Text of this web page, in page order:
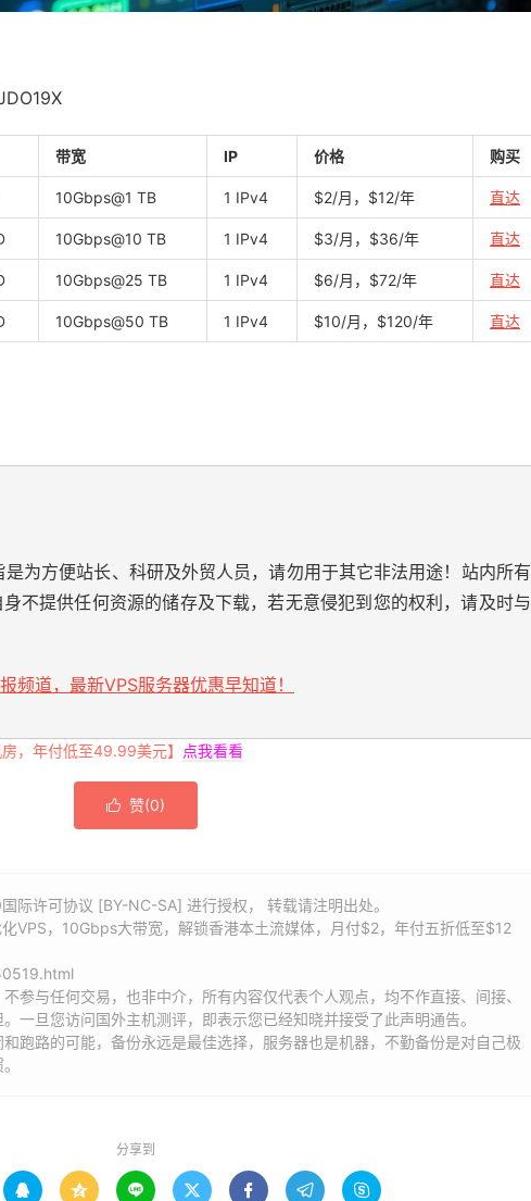
带宽 IP 价格 购买
10Gbps@1 TB 1 IPv4 $2/月，$12/年 直达
10Gbps@10 TB 1 IPv4 $3/月，$36/年 直达
10Gbps@25 TB 1 IPv4 $6/月，$72/年 直达
10Gbps@50 TB 1 IPv4 $10/月，$120/年 直达
是为方便站长、科研及外贸人员，请勿用于其它非法用途！站内所有
不提供任何资源的储存及下载，若无意侵犯到您的权利，请及时与
频道，最新VPS服务器优惠早知道！
，年付低至49.99美元】 点我看看
 赞(0)
际许可协议 [BY-NC-SA] 进行授权， 转载请注明出处。
VPS，10Gbps大带宽，解锁香港本土流媒体，月付$2，年付五折低至$12
参与任何交易，也非中介，所有内容仅代表个人观点，均不作直接、间接、
一旦您访问国外主机测评，即表示您已经知晓并接受了此声明通告。
和跑路的可能，备份永远是最佳选择，服务器也是机器，不勤备份是对自己极
分享到
      